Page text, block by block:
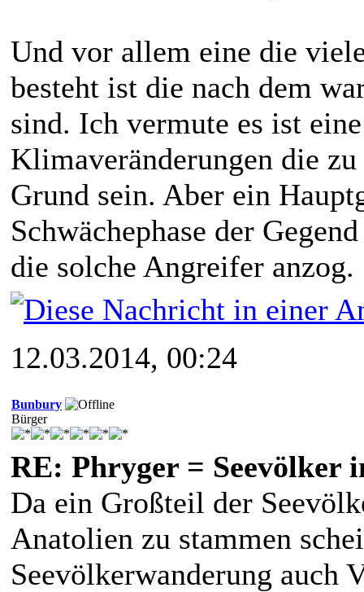
Und vor allem eine die
besteht ist die nach dem
sind. Ich vermute es ist
Klimaveränderungen die
Grund sein. Aber ein
Schwächephase der
die solche Angreifer anzog.
12.03.2014, 00:24
Bunbury
Bürger
RE: Phryger = Seevölker
Da ein Großteil der
Anatolien zu stammen
Seevölkerwanderung auch